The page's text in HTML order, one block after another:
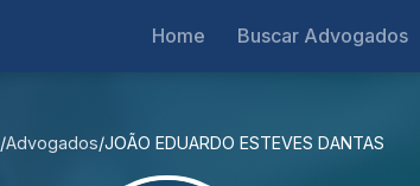
Home Buscar Advogados
/Advogados/JOÃO EDUARDO ESTEVES DANTAS